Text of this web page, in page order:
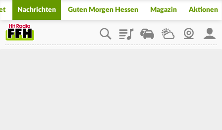
Nachrichten Guten Morgen Hessen Magazin Aktionen
PlaylistStaupilotWetterWebcam